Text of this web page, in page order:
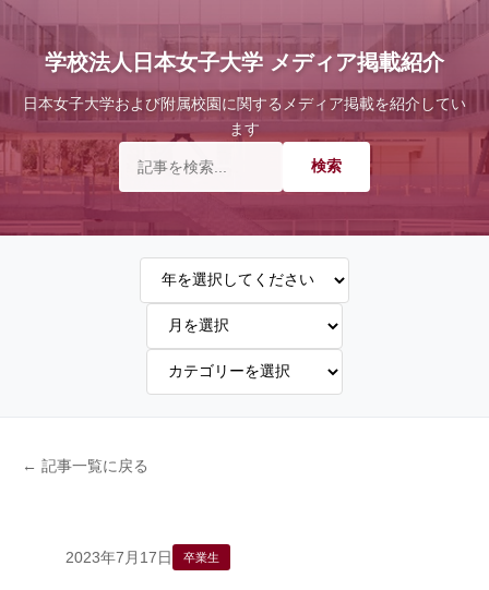
学校法人日本女子大学 メディア掲載紹介
日本女子大学および附属校園に関するメディア掲載を紹介してい
ます
← 記事一覧に戻る
2023年7月17日 卒業生